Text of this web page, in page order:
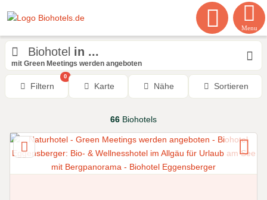
Menu
Biohotel in ...
mit Green Meetings werden angeboten
Filtern
0
Karte Nähe Sortieren
66 Biohotels